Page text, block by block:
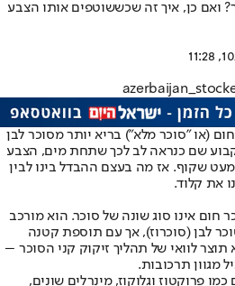
ואם כן, איך זה שכששוטפים אותו הצבע
10/
(או "סוכר מלא") בריא יותר מסוכר לבן
שם כנראה לב לכך שתחת מים, הצבע
שקוף. אז מה בעצם ההבדל בינו לבין
את קלוד.
חום אינו סוג שונה של סוכר. הוא מורכב
לבן (סוכרוז), אך עם תוספת קטנה
לוואי של תהליך זיקוק קני הסוכר –
מגוון תרכובות.
פרוקטוז וגלוקוז, מינרלים שונים,